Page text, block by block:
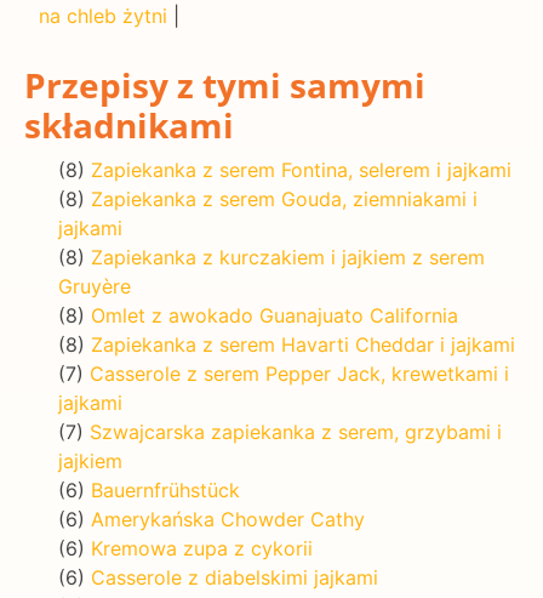
na chleb żytni
Przepisy z tymi samymi
składnikami
(8) Zapiekanka z serem Fontina, selerem i jajkami
(8) Zapiekanka z serem Gouda, ziemniakami i
jajkami
(8) Zapiekanka z kurczakiem i jajkiem z serem
Gruyère
(8) Omlet z awokado Guanajuato California
(8) Zapiekanka z serem Havarti Cheddar i jajkami
(7) Casserole z serem Pepper Jack, krewetkami i
jajkami
(7) Szwajcarska zapiekanka z serem, grzybami i
jajkiem
(6) Bauernfrühstück
(6) Amerykańska Chowder Cathy
(6) Kremowa zupa z cykorii
(6) Casserole z diabelskimi jajkami